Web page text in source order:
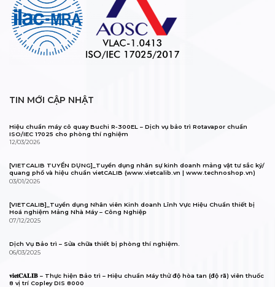
TIN MỚI CẬP NHẬT
Hiệu chuẩn máy cô quay Buchi R-300EL – Dịch vụ bảo trì Rotavapor chuẩn
ISO/IEC 17025 cho phòng thí nghiệm
12/03/2026
[VIETCALIB TUYỂN DỤNG]_Tuyển dụng nhân sự kinh doanh mảng vật tư sắc ký/
quang phổ và hiệu chuẩn vietCALIB (www.vietcalib.vn | www.technoshop.vn)
03/01/2026
[VIETCALIB]_Tuyển dụng Nhân viên Kinh doanh Lĩnh Vực Hiệu Chuẩn thiết bị
Hoá nghiệm Mảng Nhà Máy – Công Nghiệp
07/12/2025
Dịch Vụ Bảo trì – Sửa chữa thiết bị phòng thí nghiệm.
06/03/2025
𝐯𝐢𝐞𝐭𝐂𝐀𝐋𝐈𝐁 – Thực hiện Bảo trì – Hiệu chuẩn Máy thử độ hòa tan (độ rã) viên thuốc
8 vị trí Copley DIS 8000